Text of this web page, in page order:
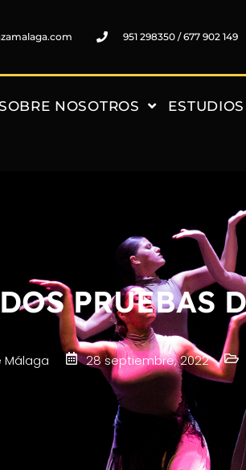
951 298350 / 677 902 149
NOSOTROS ESTUDIOS
PRUEBAS
Málaga 28 septiembre, 2022